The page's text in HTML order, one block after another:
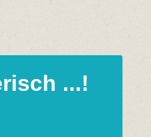
...!